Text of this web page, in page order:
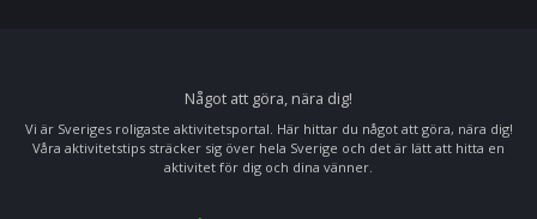
Något att göra, nära dig!
Vi är Sveriges roligaste aktivitetsportal. Här hittar du något att göra, nära dig!
Våra aktivitetstips sträcker sig över hela Sverige och det är lätt att hitta en
aktivitet för dig och dina vänner.